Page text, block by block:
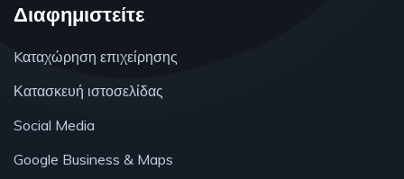
Διαφημιστείτε
Kαταχώρηση επιχείρησης
Κατασκευή ιστοσελίδας
Social Media
Google Business & Maps